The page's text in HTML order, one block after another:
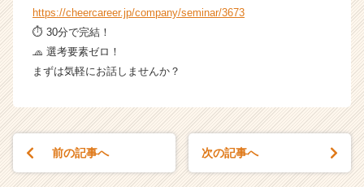
https://cheercareer.jp/company/seminar/3673
⏱ 30分で完結！
🧢 選考要素ゼロ！
まずは気軽にお話しませんか？
前の記事へ 次の記事へ